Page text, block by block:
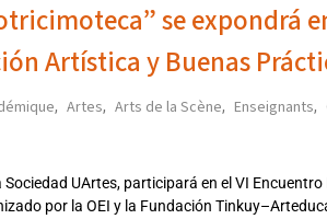
se expondrá
Artística y Buenas
, Artes, Arts de la Scène, Enseignants,
UArtes, participará en el VI
por la OEI y la Fundación